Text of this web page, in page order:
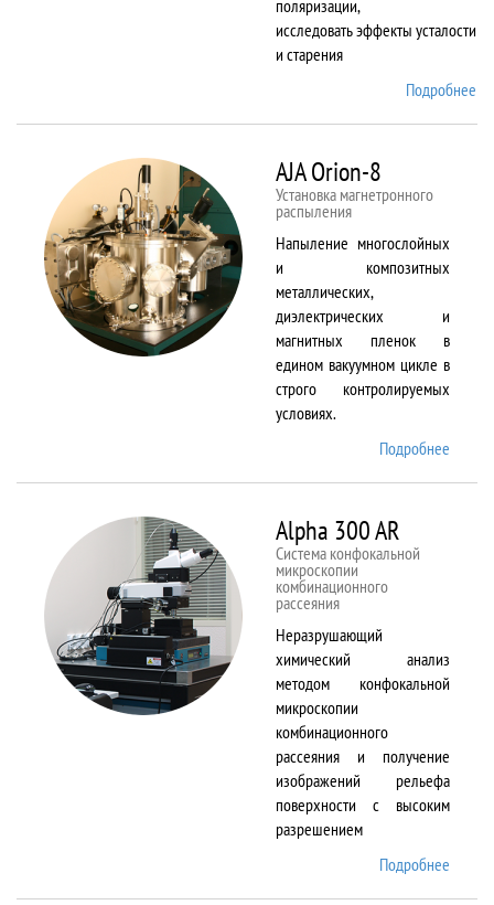
поляризации,
исследовать эффекты усталости
и старения
Подробнее
AJA Orion-8
Установка магнетронного
распыления
Напыление многослойных
и композитных
металлических,
диэлектрических и
магнитных пленок в
едином вакуумном цикле в
строго контролируемых
условиях.
Подробнее
Alpha 300 AR
Система конфокальной
микроскопии
комбинационного
рассеяния
Неразрушающий
химический анализ
методом конфокальной
микроскопии
комбинационного
рассеяния и получение
изображений рельефа
поверхности с высоким
разрешением
Подробнее